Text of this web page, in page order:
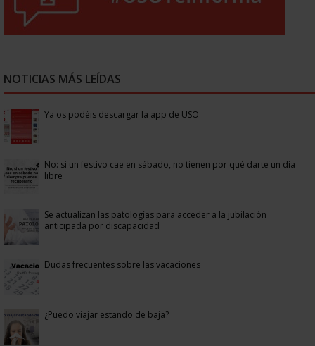
NOTICIAS MÁS LEÍDAS
Ya os podéis descargar la app de USO
No: si un festivo cae en sábado, no tienen por qué darte un día
libre
Se actualizan las patologías para acceder a la jubilación
anticipada por discapacidad
Dudas frecuentes sobre las vacaciones
¿Puedo viajar estando de baja?